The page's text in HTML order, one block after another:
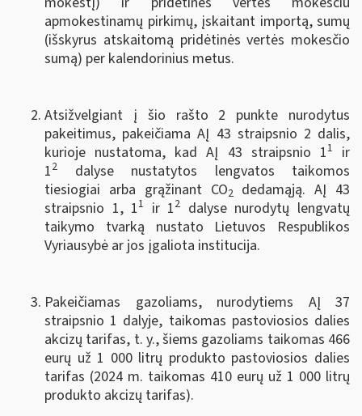
apmokestinamų pirkimų, įskaitant importą, sumų
(išskyrus atskaitomą pridėtinės vertės mokesčio
sumą) per kalendorinius metus.
Atsižvelgiant į šio rašto 2 punkte nurodytus
pakeitimus, pakeičiama AĮ 43 straipsnio 2 dalis,
kurioje nustatoma, kad AĮ 43 straipsnio 11
ir
12
dalyse nustatytos lengvatos taikomos
tiesiogiai arba grąžinant CO2
dedamąją. AĮ 43
straipsnio 1, 11 ir 12 dalyse nurodytų lengvatų
taikymo tvarką nustato Lietuvos Respublikos
Vyriausybė ar jos įgaliota institucija.
Pakeičiamas gazoliams, nurodytiems AĮ 37
straipsnio 1 dalyje, taikomas pastoviosios dalies
akcizų tarifas, t. y., šiems gazoliams taikomas 466
eurų už 1 000 litrų produkto pastoviosios dalies
tarifas (2024 m. taikomas 410 eurų už 1 000 litrų
produkto akcizų tarifas).